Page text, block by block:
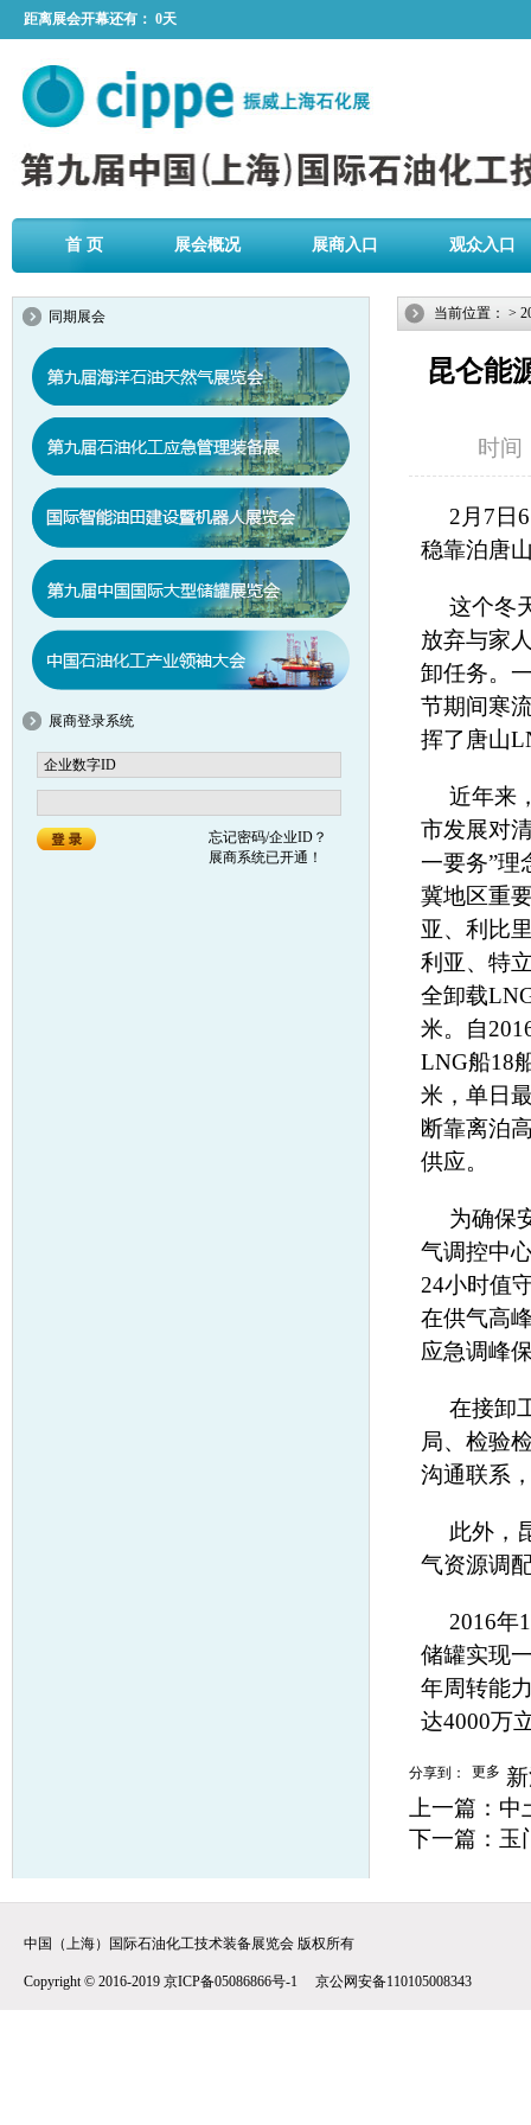
距离展会开幕还有： 0天
首 页 展会概况 展商入口 观众入口
同期展会
展商登录系统
忘记密码/企业ID？
展商系统已开通！
当前位置： >
昆仑能
时间
2月7日
稳靠泊唐
这个冬
放弃与家
卸任务。
节期间寒
挥了唐山
近年来
市发展对
一要务”理
冀地区重
亚、利比
利亚、特
全卸载
米。自
LNG船18
米，单日
断靠离泊
供应。
为确保
气调控中
24小时值
在供气高
应急调峰
在接卸
局、检验
沟通联系
此外，
气资源调
2016年
储罐实现
年周转能
达4000万
分享到： 更多
上一篇： 中
下一篇： 玉
中国（上海）国际石油化工技术装备展览会 版权所有
Copyright © 2016-2019 京ICP备05086866号-1 京公网安备110105008343